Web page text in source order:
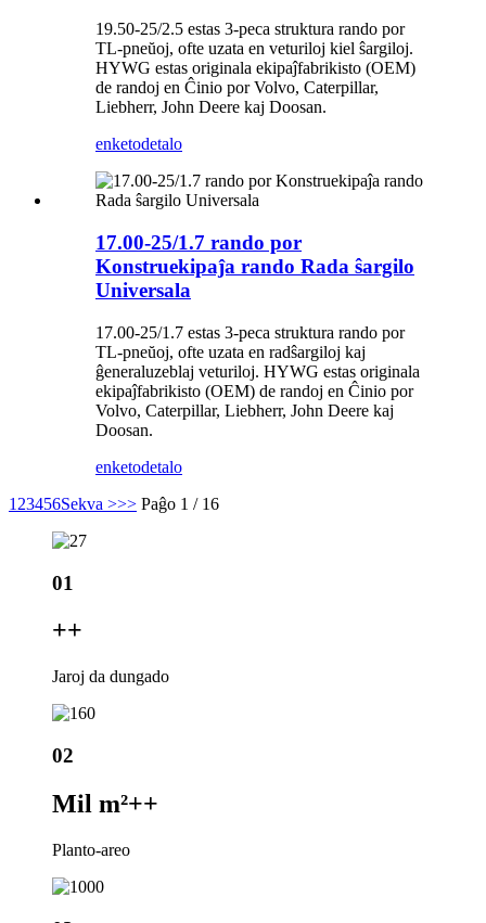
19.50-25/2.5 estas 3-peca struktura rando por
TL-pneŭoj, ofte uzata en veturiloj kiel ŝargiloj.
HYWG estas originala ekipaĵfabrikisto (OEM)
de randoj en Ĉinio por Volvo, Caterpillar,
Liebherr, John Deere kaj Doosan.
enketodetalo
17.00-25/1.7 rando por
Konstruekipaĵa rando Rada ŝargilo
Universala
17.00-25/1.7 estas 3-peca struktura rando por
TL-pneŭoj, ofte uzata en radŝargiloj kaj
ĝeneraluzeblaj veturiloj. HYWG estas originala
ekipaĵfabrikisto (OEM) de randoj en Ĉinio por
Volvo, Caterpillar, Liebherr, John Deere kaj
Doosan.
enketodetalo
1 23456Sekva >>> Paĝo 1 / 16
01
++
Jaroj da dungado
02
Mil m²++
Planto-areo